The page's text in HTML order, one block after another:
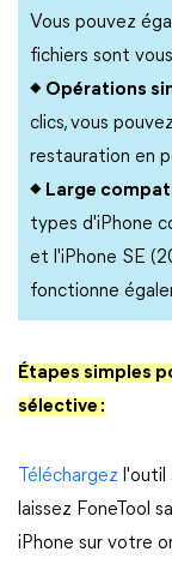
Vous pouvez
fichiers sont
◆ Opérations
clics, vous
restauration en
◆ Large
types d'iPhone
et l'iPhone SE
fonctionne
Étapes simples
sélective :
Téléchargez
laissez FoneTool
iPhone sur votre